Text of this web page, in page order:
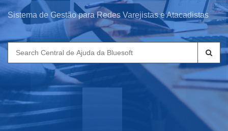
Sistema de Gestão para Redes Varejistas e Atacadistas
Search
for: